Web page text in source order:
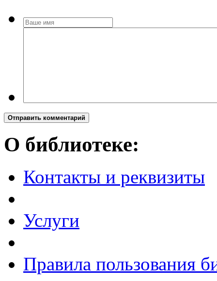
Отправить комментарий
О библиотеке:
Контакты и реквизиты
Услуги
Правила пользования